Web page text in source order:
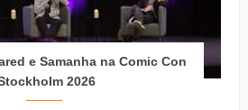
e Samanha na Comic Con
2026